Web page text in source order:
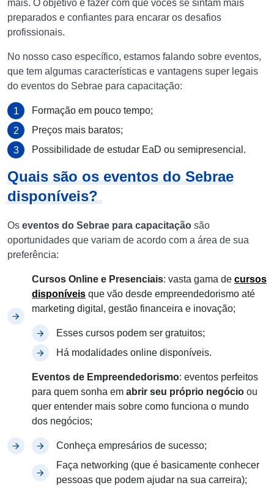
mais. O objetivo é fazer com que vocês se sintam mais
preparados e confiantes para encarar os desafios
profissionais.
No nosso caso específico, estamos falando sobre eventos,
que tem algumas características e vantagens super legais
do eventos do Sebrae para capacitação:
Formação em pouco tempo;
Preços mais baratos;
Possibilidade de estudar EaD ou semipresencial.
Quais são os eventos do Sebrae
disponíveis?
Os eventos do Sebrae para capacitação são
oportunidades que variam de acordo com a área de sua
preferência:
Cursos Online e Presenciais: vasta gama de cursos
disponíveis que vão desde empreendedorismo até
marketing digital, gestão financeira e inovação;
Esses cursos podem ser gratuitos;
Há modalidades online disponíveis.
Eventos de Empreendedorismo: eventos perfeitos
para quem sonha em abrir seu próprio negócio ou
quer entender mais sobre como funciona o mundo
dos negócios;
Conheça empresários de sucesso;
Faça networking (que é basicamente conhecer
pessoas que podem ajudar na sua carreira);